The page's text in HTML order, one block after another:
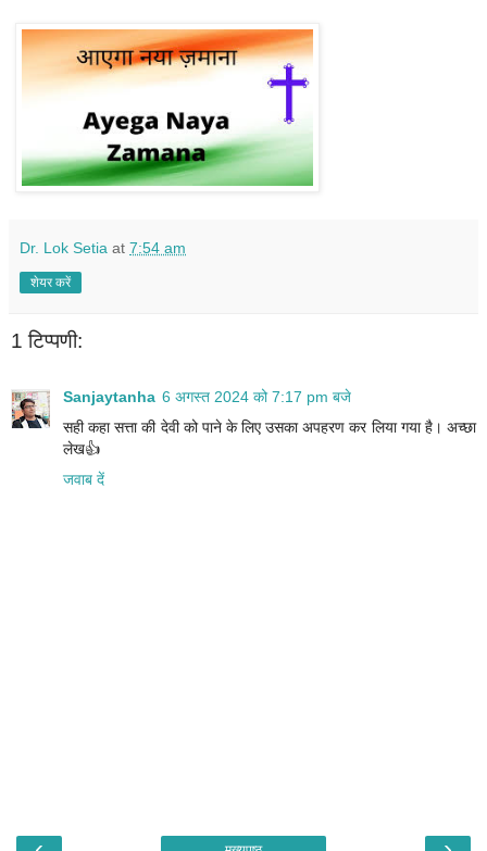
Dr. Lok Setia at 7:54 am
शेयर करें
1 टिप्पणी:
Sanjaytanha 6 अगस्त 2024 को 7:17 pm बजे
सही कहा सत्ता की देवी को पाने के लिए उसका अपहरण कर लिया गया है। अच्छा
लेख👍
जवाब दें